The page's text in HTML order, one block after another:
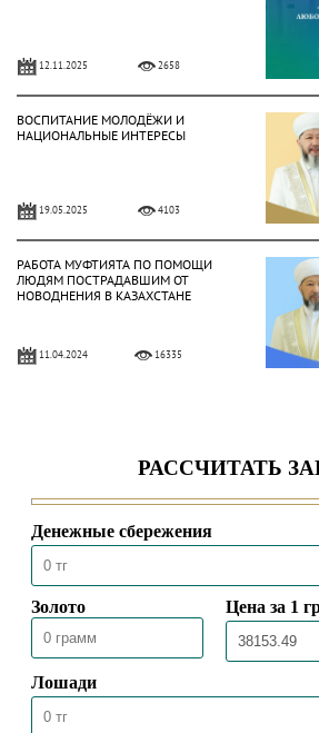
12.11.2025 2658
ВОСПИТАНИЕ МОЛОДЁЖИ И
НАЦИОНАЛЬНЫЕ ИНТЕРЕСЫ
19.05.2025 4103
РАБОТА МУФТИЯТА ПО ПОМОЩИ
ЛЮДЯМ ПОСТРАДАВШИМ ОТ
НОВОДНЕНИЯ В КАЗАХСТАНЕ
11.04.2024 16335
16.12.2023 20987
ДЕНЬ РЕСПУБЛИКИ –
НАЦИОНАЛЬНЫЙ ПРАЗДНИК
КАЗАХСТАНА
25.10.2023